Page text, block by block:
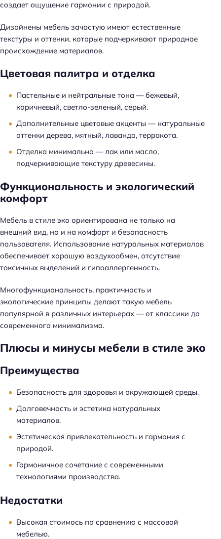
создает ощущение гармонии с природой.
Дизайнены мебель зачастую имеют естественные
текстуры и оттенки, которые подчеркивают природное
происхождение материалов.
Цветовая палитра и отделка
Пастельные и нейтральные тона — бежевый,
коричневый, светло-зеленый, серый.
Дополнительные цветовые акценты — натуральные
оттенки дерева, мятный, лаванда, терракота.
Отделка минимальна — лак или масло,
подчеркивающие текстуру древесины.
Функциональность и экологический
комфорт
Мебель в стиле эко ориентирована не только на
внешний вид, но и на комфорт и безопасность
пользователя. Использование натуральных материалов
обеспечивает хорошую воздухообмен, отсутствие
токсичных выделений и гипоаллергенность.
Многофункциональность, практичность и
экологические принципы делают такую мебель
популярной в различных интерьерах — от классики до
современного минимализма.
Плюсы и минусы мебели в стиле эко
Преимущества
Безопасность для здоровья и окружающей среды.
Долговечность и эстетика натуральных
материалов.
Эстетическая привлекательность и гармония с
природой.
Гармоничное сочетание с современными
технологиями производства.
Недостатки
Высокая стоимось по сравнению с массовой
мебелью.